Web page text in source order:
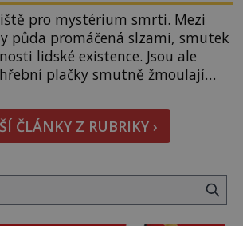
pro mystérium smrti. Mezi
půda promáčená slzami, smutek
lidské existence. Jsou ale
plačky smutně žmoulají
vyměřené podpory
Kam vás pozveme? Unikátní
název „Veselý“, najdeme
ČLÁNKY Z RUBRIKY ›